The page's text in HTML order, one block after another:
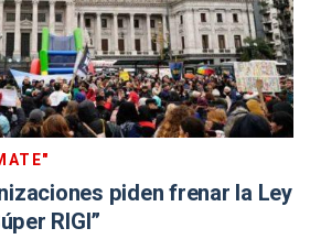
piden frenar la Ley
RIGI”